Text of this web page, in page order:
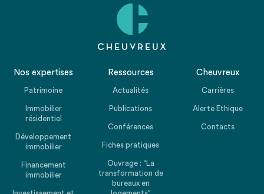
Nos expertises
Patrimoine
Immobilier
résidentiel
Développement
immobilier
Financement
immobilier
Ressources
Actualités
Publications
Conférences
Fiches pratiques
Ouvrage : “La
transformation de
bureaux en
Cheuvreux
Carrières
Alerte Ethique
Contacts